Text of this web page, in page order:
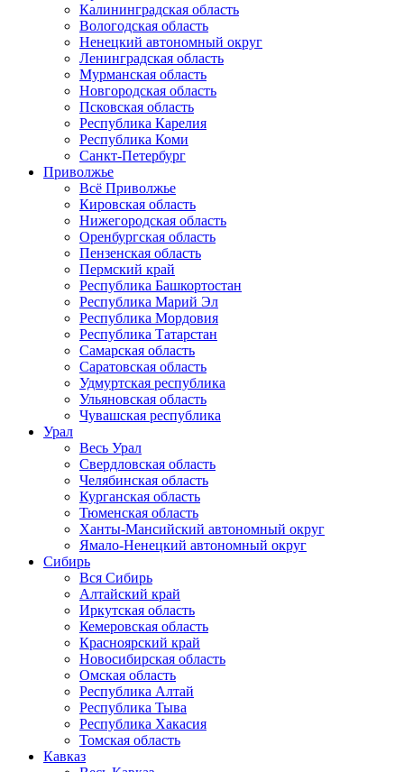
Калининградская область
Вологодская область
Ненецкий автономный округ
Ленинградская область
Мурманская область
Новгородская область
Псковская область
Республика Карелия
Республика Коми
Санкт-Петербург
Приволжье
Всё Приволжье
Кировская область
Нижегородская область
Оренбургская область
Пензенская область
Пермский край
Республика Башкортостан
Республика Марий Эл
Республика Мордовия
Республика Татарстан
Самарская область
Саратовская область
Удмуртская республика
Ульяновская область
Чувашская республика
Урал
Весь Урал
Свердловская область
Челябинская область
Курганская область
Тюменская область
Ханты-Мансийский автономный округ
Ямало-Ненецкий автономный округ
Сибирь
Вся Сибирь
Алтайский край
Иркутская область
Кемеровская область
Красноярский край
Новосибирская область
Омская область
Республика Алтай
Республика Тыва
Республика Хакасия
Томская область
Кавказ